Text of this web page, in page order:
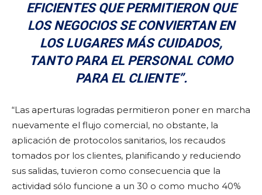
EFICIENTES QUE PERMITIERON QUE
LOS NEGOCIOS SE CONVIERTAN EN
LOS LUGARES MÁS CUIDADOS,
TANTO PARA EL PERSONAL COMO
PARA EL CLIENTE”.
“Las aperturas logradas permitieron poner en marcha
nuevamente el flujo comercial, no obstante, la
aplicación de protocolos sanitarios, los recaudos
tomados por los clientes, planificando y reduciendo
sus salidas, tuvieron como consecuencia que la
actividad sólo funcione a un 30 o como mucho 40%